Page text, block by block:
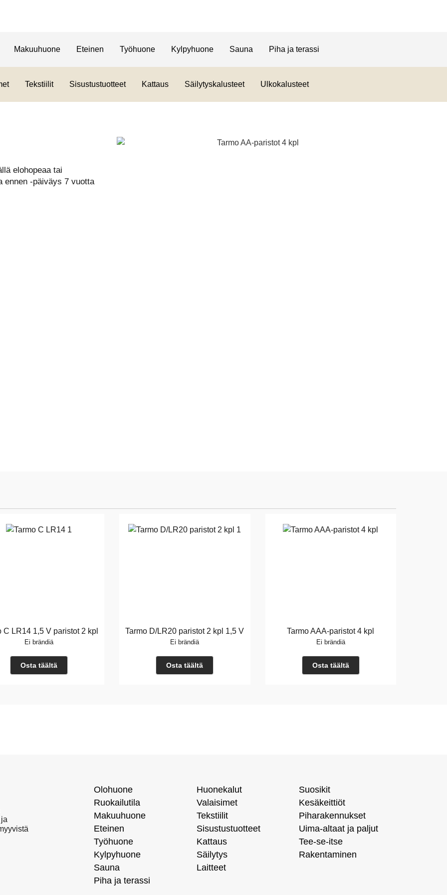
Makuuhuone Eteinen Työhuone Kylpyhuone Sauna Piha ja terassi
Tekstiilit Sisustustuotteet Kattaus Säilytyskalusteet Ulkokalusteet
elohopeaa tai
ennen -päiväys 7 vuotta
C LR14 1,5 V paristot 2 kpl
Ei brändiä
Osta täältä
Tarmo D/LR20 paristot 2 kpl 1,5 V
Ei brändiä
Osta täältä
Tarmo AAA-paristot 4 kpl
Ei brändiä
Osta täältä
Olohuone
Ruokailutila
Makuuhuone
Eteinen
Työhuone
Kylpyhuone
Sauna
Piha ja terassi
Huonekalut
Valaisimet
Tekstiilit
Sisustustuotteet
Kattaus
Säilytys
Laitteet
Suosikit
Kesäkeittiöt
Piharakennukset
Uima-altaat ja paljut
Tee-se-itse
Rakentaminen